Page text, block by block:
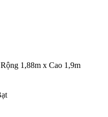
1,88m x Cao 1,9m